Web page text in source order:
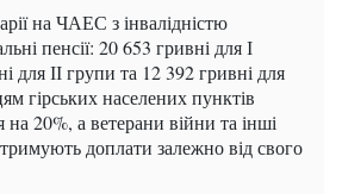
на ЧАЕС з інвалідністю
пенсії: 20 653 гривні для І
для ІІ групи та 12 392 гривні для
гірських населених пунктів
на 20%, а ветерани війни та інші
доплати залежно від свого